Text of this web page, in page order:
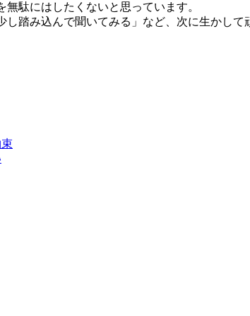
駄にはしたくないと思っています。
踏み込んで聞いてみる」など、次に生かして